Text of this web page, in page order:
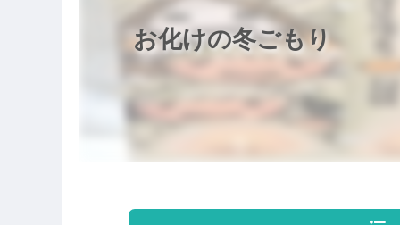
お化けの冬ごもり